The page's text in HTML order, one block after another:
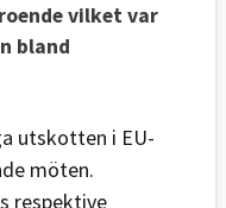
vilket var
bland
utskotten i EU-
möten.
respektive